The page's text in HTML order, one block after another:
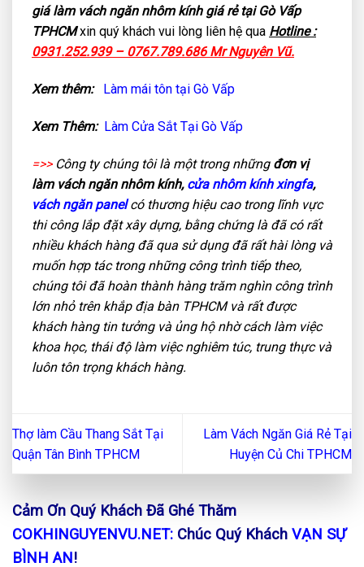
giá làm vách ngăn nhôm kính giá rẻ tại Gò Vấp
TPHCMxin quý khách vui lòng liên hệ qua Hotline :
0931.252.939 – 0767.789.686 Mr Nguyên Vũ.
Xem thêm: Làm mái tôn tại Gò Vấp
Xem Thêm: Làm Cửa Sắt Tại Gò Vấp
=>>Công ty chúng tôi là một trong những đơn vị
làm vách ngăn nhôm kính, cửa nhôm kính xingfa,
vách ngăn panelcó thương hiệu cao trong lĩnh vực
thi công lắp đặt xây dựng, bằng chứng là đã có rất
nhiều khách hàng đã qua sử dụng đã rất hài lòng và
muốn hợp tác trong những công trình tiếp theo,
chúng tôi đã hoàn thành hàng trăm nghìn công trình
lớn nhỏ trên khắp địa bàn TPHCM và rất được
khách hàng tin tưởng và ủng hộ nhờ cách làm việc
khoa học, thái độ làm việc nghiêm túc, trung thực và
luôn tôn trọng khách hàng.
Thợ làm Cầu Thang Sắt Tại
Quận Tân Bình TPHCM
Làm Vách Ngăn Giá Rẻ Tại
Huyện Củ Chi TPHCM
Cảm Ơn Quý Khách Đã Ghé Thăm
COKHINGUYENVU.NET: Chúc Quý Khách VẠN SỰ
BÌNH AN!